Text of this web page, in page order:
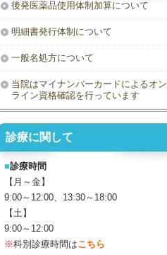
後発医薬品使用体制加算について
明細書発行体制について
一般名処方について
当院はマイナンバーカードによるオン
ライン資格確認を行っています
診療に関して
■診療時間
【月～金】
9:00～12:00、13:30～18:00
【土】
9:00～12:00
※科別診療時間はこちら